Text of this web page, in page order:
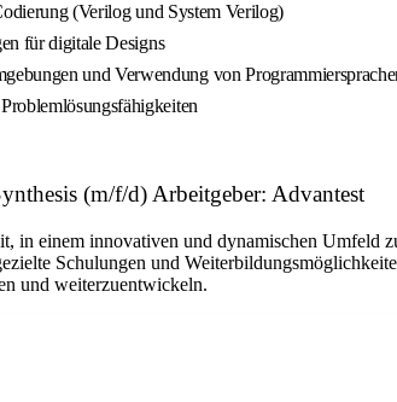
(Verilog und System Verilog)
für digitale Designs
und Verwendung von
(m/f/d) Arbeitgeber: Advantest
einem innovativen und dynamischen Umfeld
Schulungen und
und weiterzuentwickeln.